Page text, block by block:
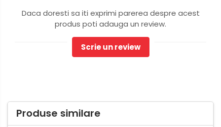
Daca doresti sa iti exprimi parerea despre acest
produs poti adauga un review.
Scrie un review
Produse similare